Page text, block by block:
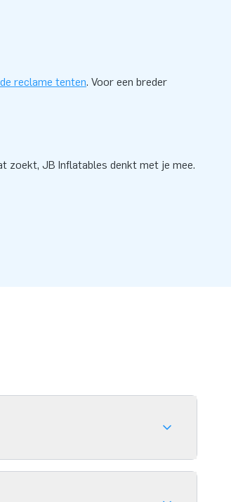
reclame tenten. Voor een breder
zoekt, JB Inflatables denkt met je mee.